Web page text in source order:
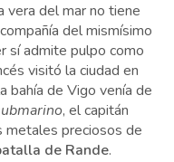
vera del mar no tiene
del mismísimo
sí admite pulpo como
visitó la ciudad en
bahía de Vigo venía de
, el capitán
metales preciosos de
de Rande.